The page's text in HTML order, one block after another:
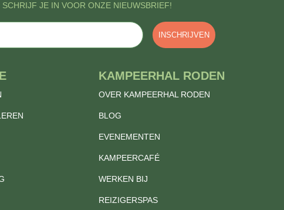
SCHRIJF JE IN VOOR ONZE NIEUWSBRIEF!
INSCHRIJVEN
KAMPEERHAL RODEN
OVER KAMPEERHAL RODEN
BLOG
EVENEMENTEN
KAMPEERCAFÉ
WERKEN BIJ
REIZIGERSPAS